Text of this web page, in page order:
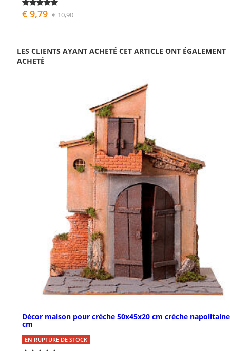
€ 9,79 € 10,90
LES CLIENTS AYANT ACHETÉ CET ARTICLE ONT ÉGALEMENT
ACHETÉ
Décor maison pour crèche 50x45x20 cm crèche
cm
EN RUPTURE DE STOCK